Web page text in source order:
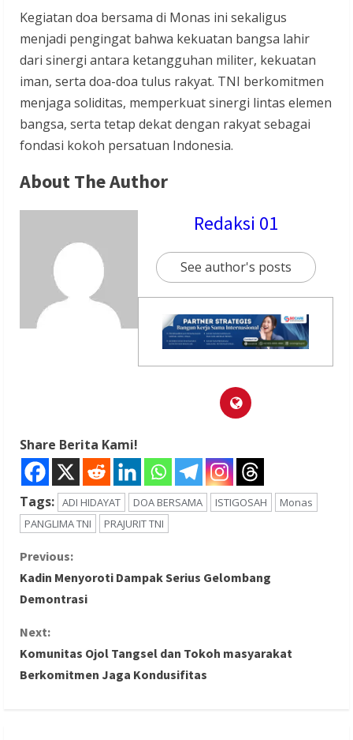
Kegiatan doa bersama di Monas ini sekaligus
menjadi pengingat bahwa kekuatan bangsa lahir
dari sinergi antara ketangguhan militer, kekuatan
iman, serta doa-doa tulus rakyat. TNI berkomitmen
menjaga soliditas, memperkuat sinergi lintas elemen
bangsa, serta tetap dekat dengan rakyat sebagai
fondasi kokoh persatuan Indonesia.
About The Author
Redaksi 01
See author's posts
Share Berita Kami!
Tags: ADI HIDAYAT DOA BERSAMA ISTIGOSAH
Monas
PANGLIMA TNI
PRAJURIT TNI
C
o
n
t
Previous:
Kadin Menyoroti Dampak Serius Gelombang
Demontrasi
Next:
Komunitas Ojol Tangsel dan Tokoh masyarakat
Berkomitmen Jaga Kondusifitas